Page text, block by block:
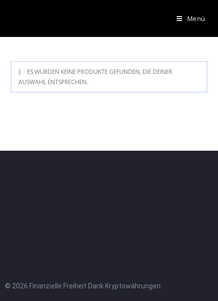
Menü
ES WURDEN KEINE PRODUKTE GEFUNDEN, DIE DEINER
AUSWAHL ENTSPRECHEN.
© 2026 Finanzielle Freiheit Dank Kryptowährungen